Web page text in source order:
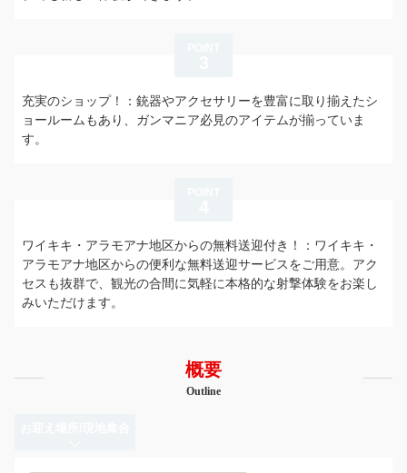
充実のショップ！：銃器やアクセサリーを豊富に取り揃えたシ
ョールームもあり、ガンマニア必見のアイテムが揃っていま
す。
ワイキキ・アラモアナ地区からの無料送迎付き！：ワイキキ・
アラモアナ地区からの便利な無料送迎サービスをご用意。アク
セスも抜群で、観光の合間に気軽に本格的な射撃体験をお楽し
みいただけます。
概要
Outline